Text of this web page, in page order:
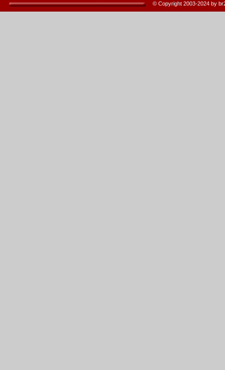
© Copyright 2003-2024 by